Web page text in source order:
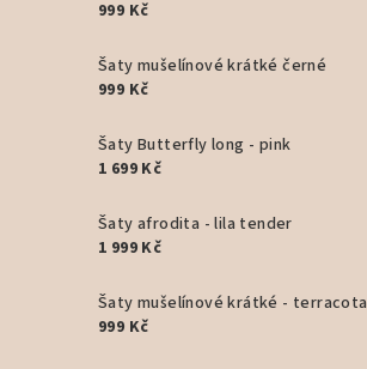
999 Kč
Šaty mušelínové krátké černé
999 Kč
Šaty Butterfly long - pink
1 699 Kč
Šaty afrodita - lila tender
1 999 Kč
Šaty mušelínové krátké - terracota
999 Kč